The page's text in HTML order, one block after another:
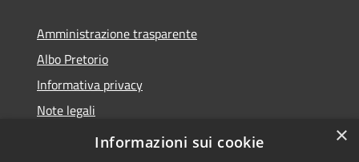
Amministrazione trasparente
Albo Pretorio
Informativa privacy
Note legali
Dichiarazione di accessibilità
×
Informazioni sui cookie